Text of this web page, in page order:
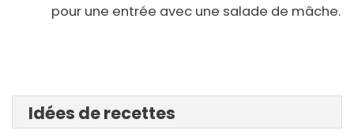
pour une entrée avec une salade de mâche.
Idées de recettes